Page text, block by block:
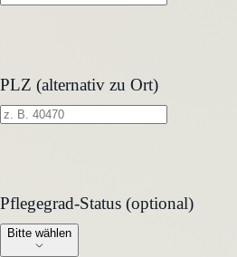
PLZ (alternativ zu Ort)
Pflegegrad-Status (optional)
Pflegegrad-Status (optional)
Bitte wählen